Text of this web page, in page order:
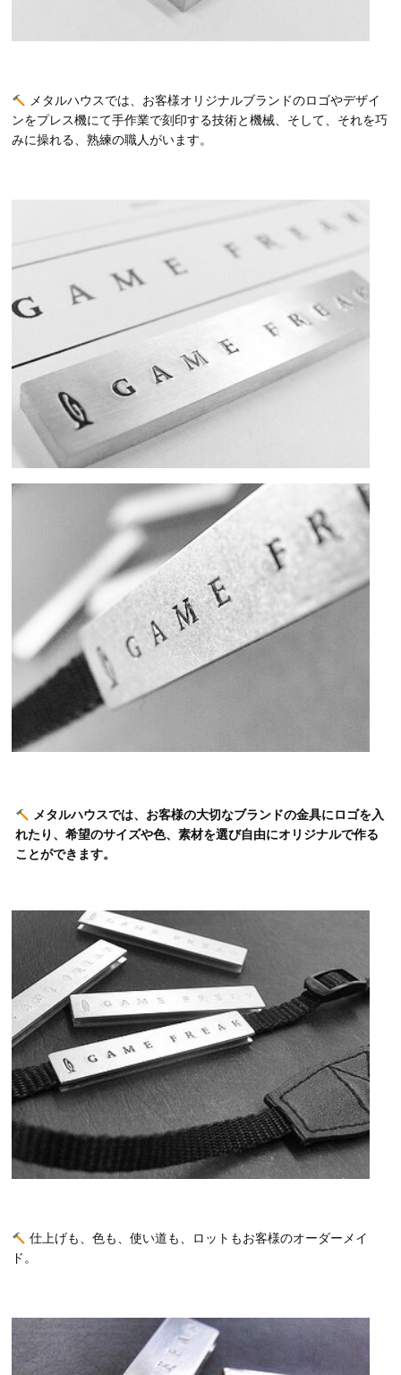
メタルハウスでは、お客様オリジナルブランドのロゴやデザイ
ンをプレス機にて手作業で刻印する技術と機械、そして、それを巧
みに操れる、熟練の職人がいます。
メタルハウスでは、お客様の大切なブランドの金具にロゴを入
れたり、希望のサイズや色、素材を選び自由にオリジナルで作る
ことができます。
仕上げも、色も、使い道も、ロットもお客様のオーダーメイ
ド。